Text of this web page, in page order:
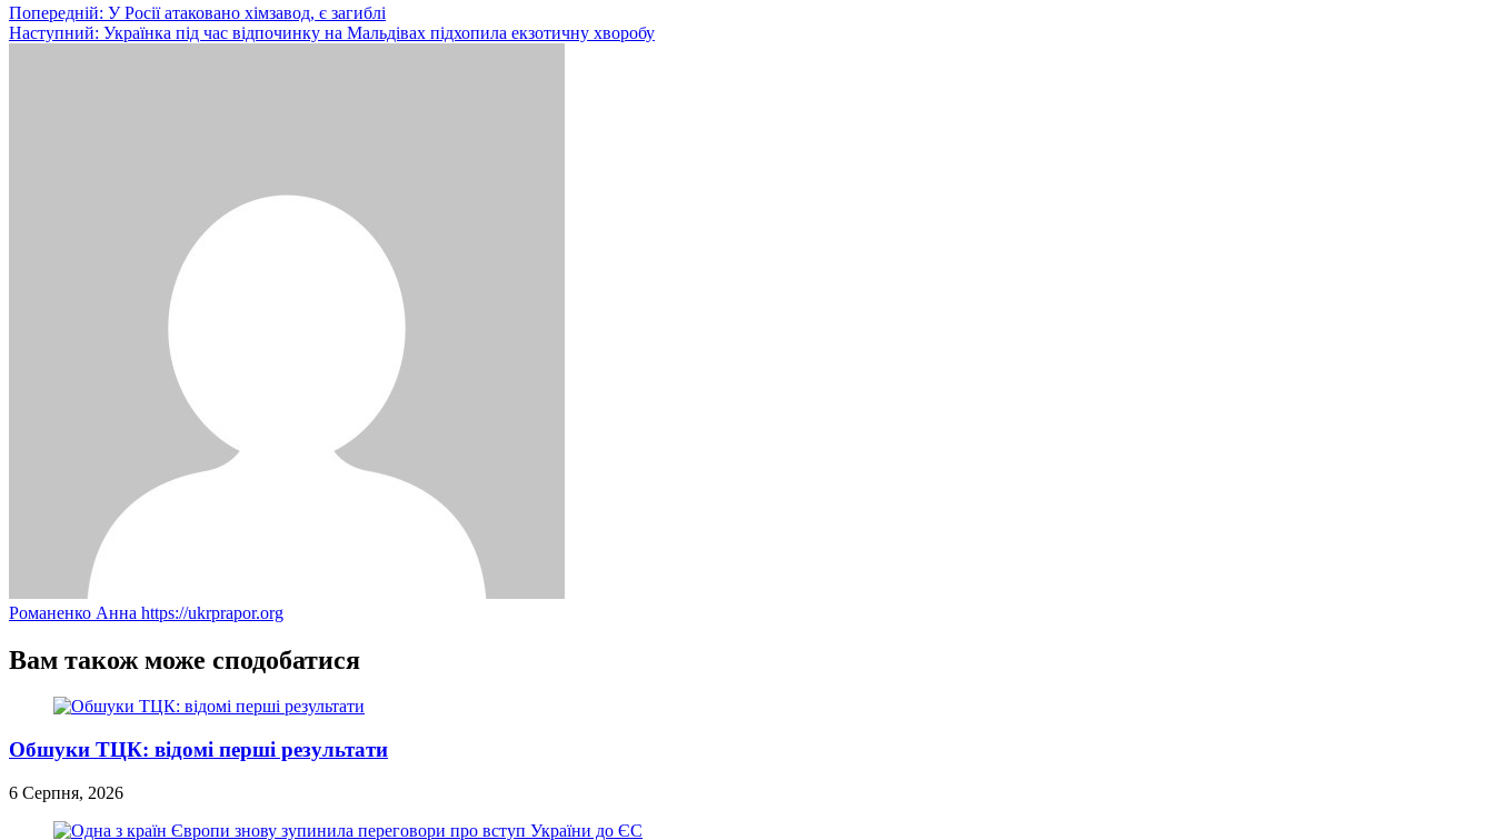
Навігація
записів
Попередній: У Росії атаковано хімзавод, є загиблі
Наступний: Українка під час відпочинку на Мальдівах підхопила екзотичну хворобу
Романенко Анна https://ukrprapor.org
Вам також може сподобатися
Обшуки ТЦК: відомі перші результати
6 Серпня, 2026